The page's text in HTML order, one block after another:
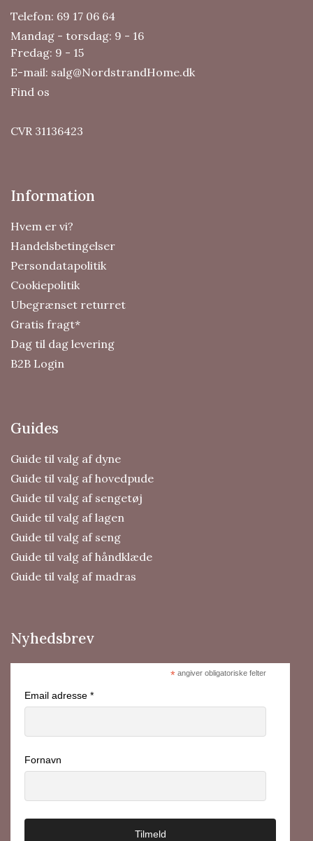
Telefon: 69 17 06 64
Mandag - torsdag: 9 - 16
Fredag: 9 - 15
E-mail: salg@NordstrandHome.dk
Find os
CVR 31136423
Information
Hvem er vi?
Handelsbetingelser
Persondatapolitik
Cookiepolitik
Ubegrænset returret
Gratis fragt*
Dag til dag levering
B2B Login
Guides
Guide til valg af dyne
Guide til valg af hovedpude
Guide til valg af sengetøj
Guide til valg af lagen
Guide til valg af seng
Guide til valg af håndklæde
Guide til valg af madras
Nyhedsbrev
*angiver obligatoriske felter
Email adresse *
Fornavn